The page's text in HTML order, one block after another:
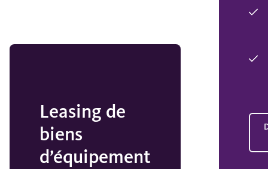
Leasing de
biens
d’équipement